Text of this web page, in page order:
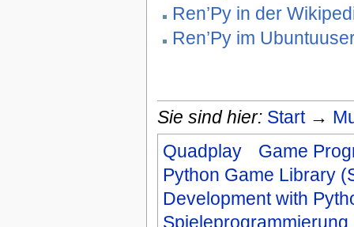
Ren’Py in der
Ren’Py im
Sie sind hier: Start→
Quadplay
Game
Python Game Library
Development with
Spieleprogrammierung